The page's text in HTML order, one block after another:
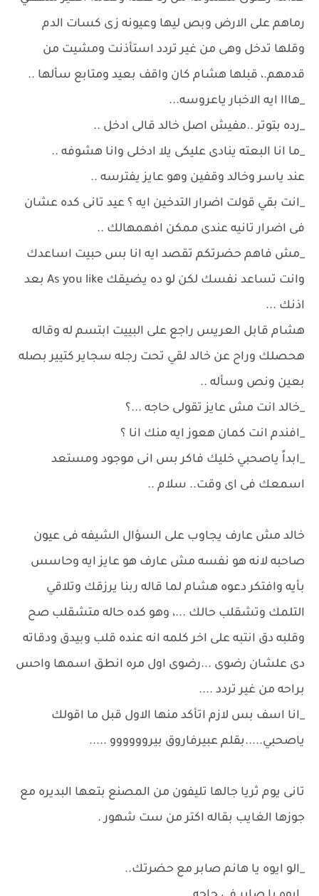
رماهم على الارض وبص ليها وعيونه زى كسات الدم
وقلها تدخل وهى من غير تردد استأذنت ومشيت من
قدمهم.، قبلها هشام كان واقف بعيد ومتابع سألها ..
_هااا ايه الاخبار ياعروسه...
_رده بتوتر ..مفيش اصل خالد قالى ادخل ..
_ما انا البعته ينادى عليكى يلا ادخلى وانا هشوفه ..
عند ياسر وخالد وقفين وهو عايز يفترسه ..
_انت بقي قولت اضرار التدخين ايه ؟ عيد تانى كده عشان
فى اضرار تانيه عندى ممكن افهمهالك ..
_مش فاهم حضرتكم تقصد ايه انا بس حبيت اساعدك
وانت تساعد نفسك لكن لو ده يضيقك As you like بعد
اذنك ...
هشام قابل العريس راجع على البييت ابتسم له وقاله
هحصلك وراح عن خالد لقي تحت رجله سجاير كتيير بصله
بعين ونص وسأله ..
_خالد انت مش عايز تقولى حاجه ...؟
_افندم انت كمان هعوز ايه منك انا ؟
_ابداً ياصحبي خليك فاكر بس انى موجود ومستعد
اسمعك فى اى وقت.. سلام ..
خالد مش عارف يجاوب على السؤال الشيفه فى عيون
صاحبه لانه هو نفسه مش عارف هو عايز ايه وحاسس
بأيه وافتكر دعوه هشام لما قاله ربنا يرزقك وتلاقي
التلمك وتشقلب حالك ...، وهو كده حاله متشقلب صح
وقلبه دق انتبه على اخر كلمه انه عنده قلب وبيدق ودقاته
دى علشان رضوى ...رضوى اول مره انطق اسمها واحس
براحه من غير تردد ....
_انا اسف بس لازم اتأكد منها الاول قبل ما اقولك
ياصحبي.....بقلم عبيرفاروق بيروووووو .....
تانى يوم ثريا جالها تليفون من المصنع بتعها البديره مع
جوزها الغايب بقاله اكتر من ست شهور .
_الو ايوه يا هانم صابر مع حضرتك..